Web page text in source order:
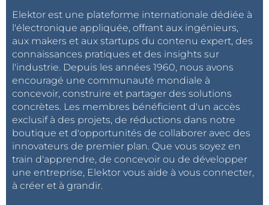
Elektor est une plateforme internationale dédiée à
l'électronique appliquée, offrant aux ingénieurs,
aux makers et aux startups du contenu expert, des
connaissances pratiques et des insights sur
l'industrie. Depuis les années 1960, nous avons
encouragé une communauté mondiale à
concevoir, construire et partager des solutions
concrètes. Les membres bénéficient d'un accès
exclusif à des projets, de réductions dans notre
boutique et d'opportunités de collaborer avec des
innovateurs de premier plan. Que vous soyez en
train d'apprendre, de concevoir ou de développer
une entreprise, Elektor vous aide à vous connecter,
à créer et à grandir.